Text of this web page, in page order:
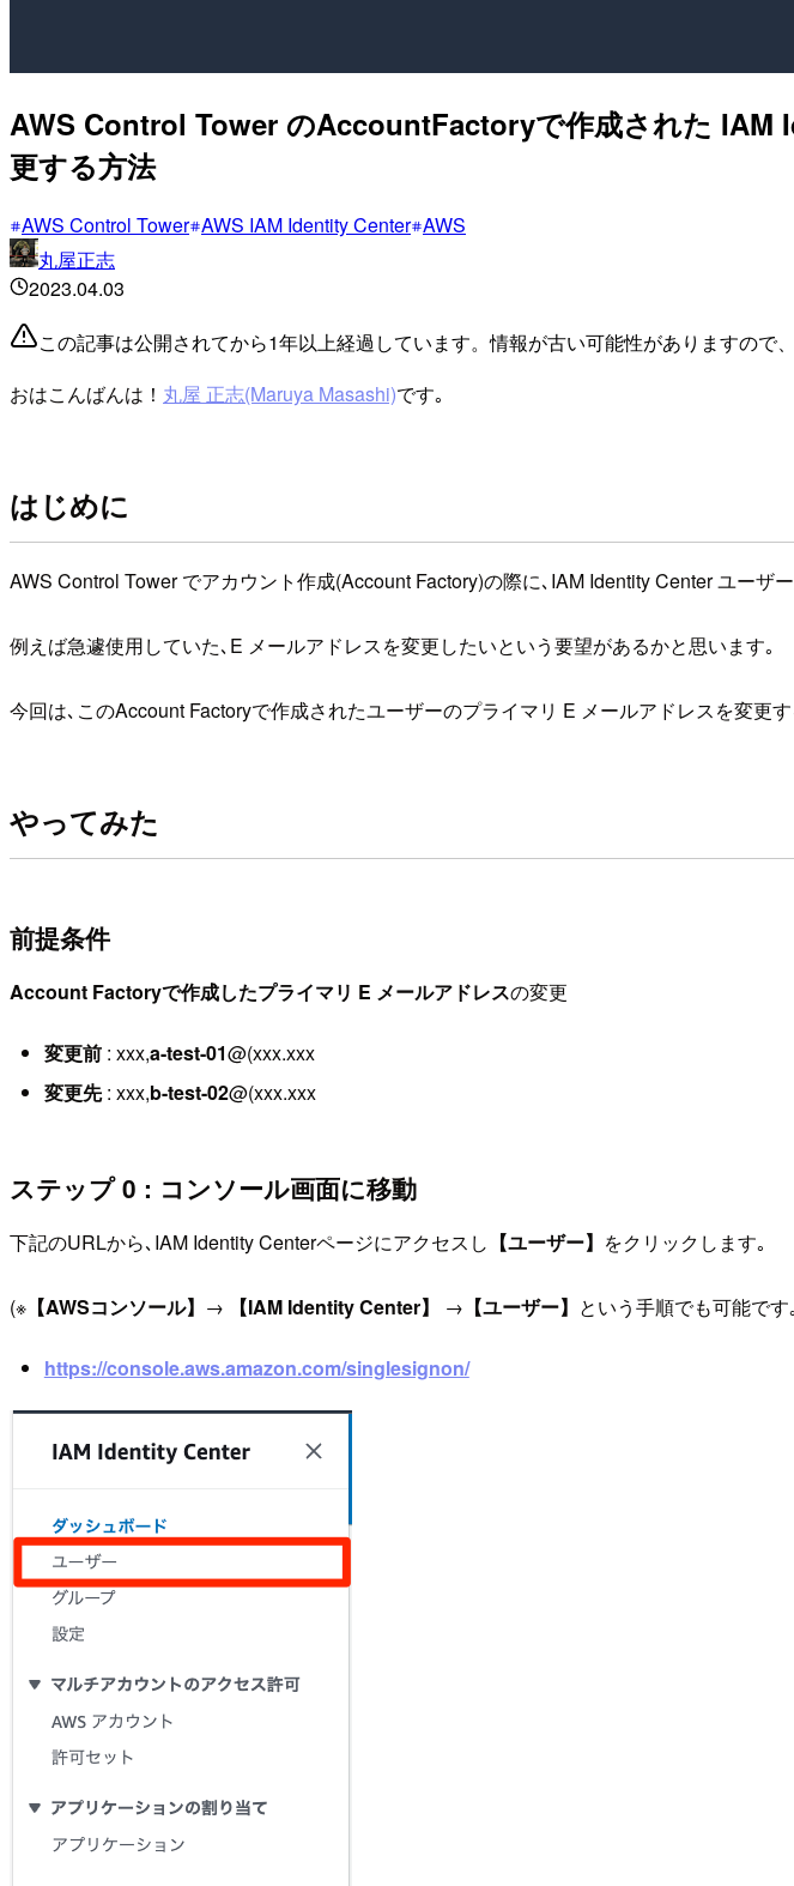
AWS Control Tower のAccountFactoryで作成された IAM
更する方法
AWS Control Tower AWS IAM Identity Center AWS
丸屋正志
2023.04.03
この記事は公開されてから1年以上経過しています。情報が古い可能性がありますので、
おはこんばんは！ 丸屋 正志(Maruya Masashi)です｡
はじめに
AWS Control Tower でアカウント作成(Account Factory)の際に､IAM Identity Center ユーザ
例えば急遽使用していた､E メールアドレスを変更したいという要望があるかと思います｡
今回は､このAccount Factoryで作成されたユーザーのプライマリ E メールアドレスを変更
やってみた
前提条件
Account Factoryで作成したプライマリ E メールアドレスの変更
変更前: xxx,a-test-01@(xxx.xxx
変更先: xxx,b-test-02@(xxx.xxx
ステップ 0 : コンソール画面に移動
下記のURLから､IAM Identity Centerページにアクセスし 【ユーザー】 をクリックします｡
(※ 【AWSコンソール】 → 【IAM Identity Center】 → 【ユーザー】 という手順でも可能です
https://console.aws.amazon.com/singlesignon/